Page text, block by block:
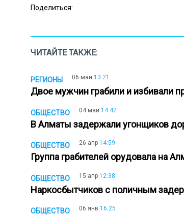
Поделиться:
ЧИТАЙТЕ ТАКЖЕ:
РЕГИОНЫ 06 май 13:21
Двое мужчин грабили и избивали
ОБЩЕСТВО 04 май 14:42
В Алматы задержали угонщиков
ОБЩЕСТВО 26 апр 14:59
Группа грабителей орудовала на
ОБЩЕСТВО 15 апр 12:38
Наркосбытчиков с поличным
ОБЩЕСТВО 06 янв 16:25